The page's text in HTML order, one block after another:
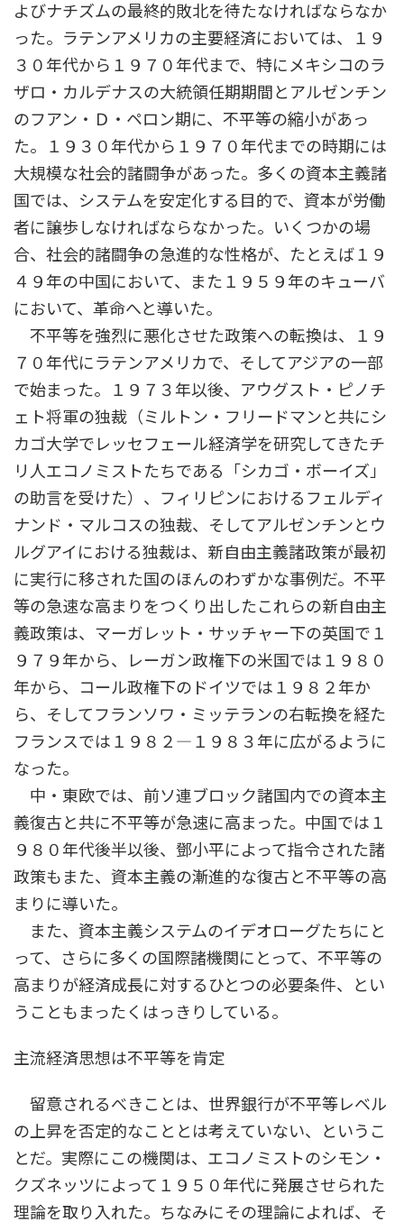
よびナチズムの最終的敗北を待たなければならなか
った。ラテンアメリカの主要経済においては、１９
３０年代から１９７０年代まで、特にメキシコのラ
ザロ・カルデナスの大統領任期期間とアルゼンチン
のフアン・Ｄ・ペロン期に、不平等の縮小があっ
た。１９３０年代から１９７０年代までの時期には
大規模な社会的諸闘争があった。多くの資本主義諸
国では、システムを安定化する目的で、資本が労働
者に譲歩しなければならなかった。いくつかの場
合、社会的諸闘争の急進的な性格が、たとえば１９
４９年の中国において、また１９５９年のキューバ
において、革命へと導いた。
不平等を強烈に悪化させた政策への転換は、１９
７０年代にラテンアメリカで、そしてアジアの一部
で始まった。１９７３年以後、アウグスト・ピノチ
ェト将軍の独裁（ミルトン・フリードマンと共にシ
カゴ大学でレッセフェール経済学を研究してきたチ
リ人エコノミストたちである「シカゴ・ボーイズ」
の助言を受けた）、フィリピンにおけるフェルディ
ナンド・マルコスの独裁、そしてアルゼンチンとウ
ルグアイにおける独裁は、新自由主義諸政策が最初
に実行に移された国のほんのわずかな事例だ。不平
等の急速な高まりをつくり出したこれらの新自由主
義政策は、マーガレット・サッチャー下の英国で１
９７９年から、レーガン政権下の米国では１９８０
年から、コール政権下のドイツでは１９８２年か
ら、そしてフランソワ・ミッテランの右転換を経た
フランスでは１９８２―１９８３年に広がるように
なった。
中・東欧では、前ソ連ブロック諸国内での資本主
義復古と共に不平等が急速に高まった。中国では１
９８０年代後半以後、鄧小平によって指令された諸
政策もまた、資本主義の漸進的な復古と不平等の高
まりに導いた。
また、資本主義システムのイデオローグたちにと
って、さらに多くの国際諸機関にとって、不平等の
高まりが経済成長に対するひとつの必要条件、とい
うこともまったくはっきりしている。
主流経済思想は不平等を肯定
留意されるべきことは、世界銀行が不平等レベル
の上昇を否定的なこととは考えていない、というこ
とだ。実際にこの機関は、エコノミストのシモン・
クズネッツによって１９５０年代に発展させられた
理論を取り入れた。ちなみにその理論によれば、そ